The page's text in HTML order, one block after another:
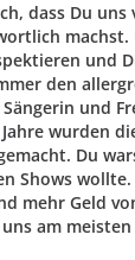
dass Du
machst.
und
den
und
wurden
Du
Shows
mehr Geld
am